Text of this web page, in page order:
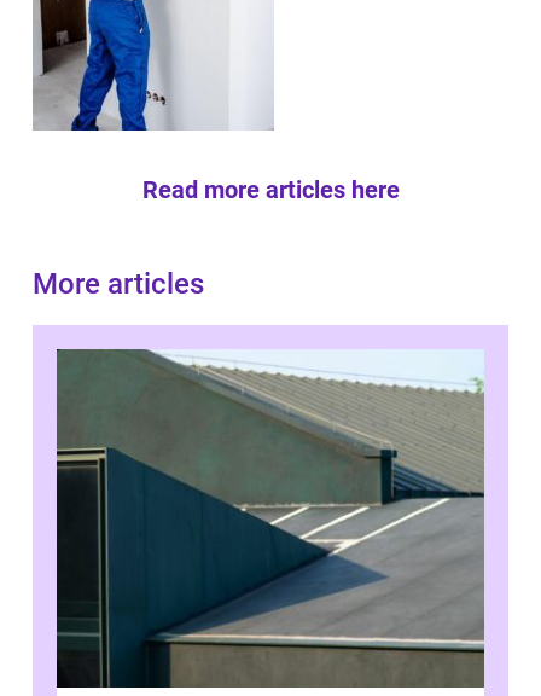
Read more articles here
More articles